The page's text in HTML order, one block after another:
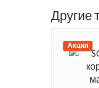
Другие
Акция